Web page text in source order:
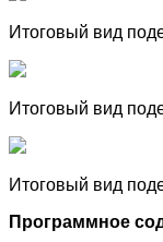
Итоговый вид
Итоговый вид
Итоговый вид
Программное